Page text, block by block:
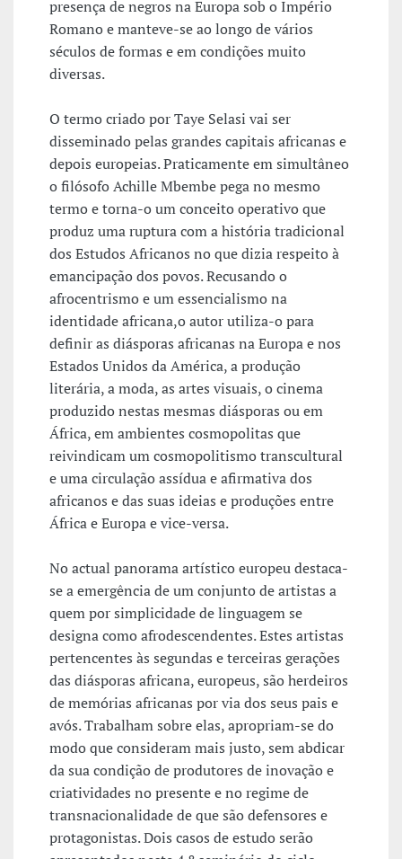
presença de negros na Europa sob o Império
Romano e manteve-se ao longo de vários
séculos de formas e em condições muito
diversas.
O termo criado por Taye Selasi vai ser
disseminado pelas grandes capitais africanas e
depois europeias. Praticamente em simultâneo
o filósofo Achille Mbembe pega no mesmo
termo e torna-o um conceito operativo que
produz uma ruptura com a história tradicional
dos Estudos Africanos no que dizia respeito à
emancipação dos povos. Recusando o
afrocentrismo e um essencialismo na
identidade africana,o autor utiliza-o para
definir as diásporas africanas na Europa e nos
Estados Unidos da América, a produção
literária, a moda, as artes visuais, o cinema
produzido nestas mesmas diásporas ou em
África, em ambientes cosmopolitas que
reivindicam um cosmopolitismo transcultural
e uma circulação assídua e afirmativa dos
africanos e das suas ideias e produções entre
África e Europa e vice-versa.
No actual panorama artístico europeu destaca-
se a emergência de um conjunto de artistas a
quem por simplicidade de linguagem se
designa como afrodescendentes. Estes artistas
pertencentes às segundas e terceiras gerações
das diásporas africana, europeus, são herdeiros
de memórias africanas por via dos seus pais e
avós. Trabalham sobre elas, apropriam-se do
modo que consideram mais justo, sem abdicar
da sua condição de produtores de inovação e
criatividades no presente e no regime de
transnacionalidade de que são defensores e
protagonistas. Dois casos de estudo serão